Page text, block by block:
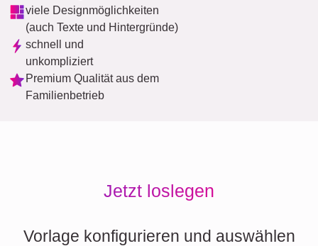
viele Designmöglichkeiten
(auch Texte und Hintergründe)
schnell und
unkompliziert
Premium Qualität aus dem
Familienbetrieb
Jetzt loslegen
Vorlage konfigurieren und auswählen